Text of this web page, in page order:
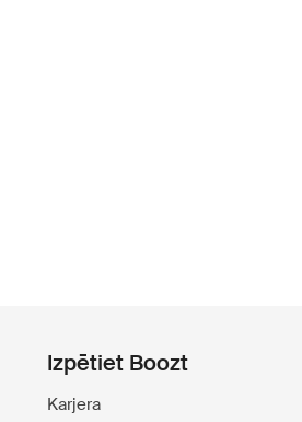
Izpētiet Boozt
Karjera